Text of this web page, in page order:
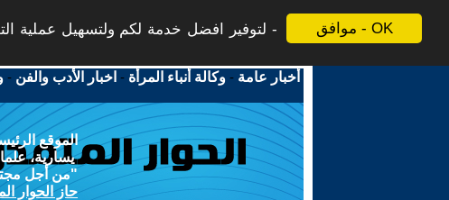
موافق - OK
لتوفير افضل خدمة لكم ولتسهيل عملية
أخبار عامة -وكالة أنباء المرأة - اخبار الأدب والفن -
الموقع
يسارية،
"من أجل
حاز الحوار